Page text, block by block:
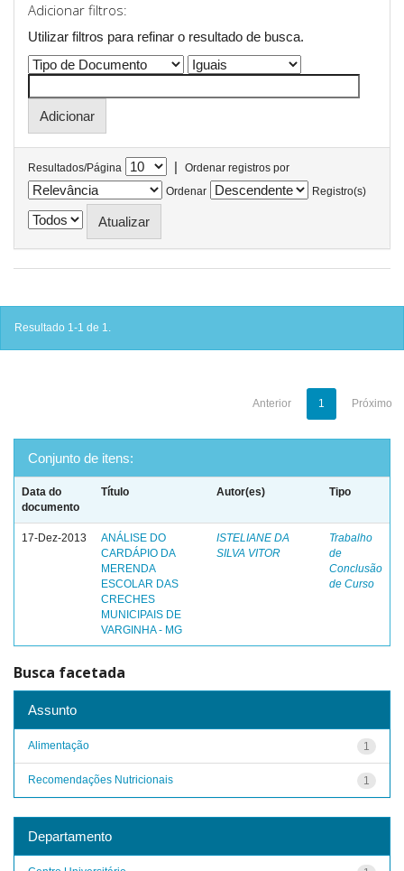
Adicionar filtros:
Utilizar filtros para refinar o resultado de busca.
Resultados/Página |
Ordenar registros por
Ordenar
Registro(s)
Resultado 1-1 de 1.
Anterior 1 Próximo
Conjunto de itens:
Data do
documento
Título Autor(es) Tipo
17-Dez-2013
ANÁLISE DO
CARDÁPIO DA
MERENDA
ESCOLAR DAS
CRECHES
MUNICIPAIS DE
VARGINHA - MG
ISTELIANE DA
SILVA VITOR
Trabalho
de
Conclusão
de Curso
Busca facetada
Assunto
1
Alimentação
1
Recomendações Nutricionais
Departamento